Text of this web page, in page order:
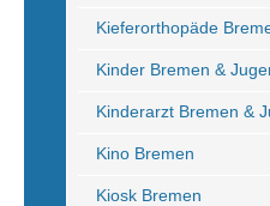
Kieferorthopäde
Kinder Bremen &
Kinderarzt Bremen &
Kino Bremen
Kiosk Bremen